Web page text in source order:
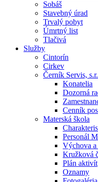
Sobáš
Stavebný úrad
Trvalý pobyt
Úmrtný list
Tlačivá
Služby
Cintorín
Cirkev
Černík Servis,
Konatelia
Dozorná
Cenník
Materská škola
Personál
Výchova a
Kružková
Plán aktivít
Oznamy